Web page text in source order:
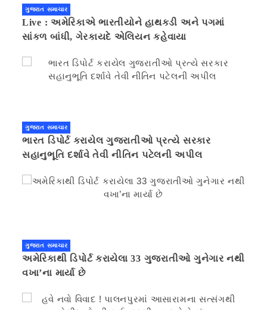
ગુજરાત સમાચાર
Live : અમેરિકાએ ભારતીયોને હાથકડી અને પગમાં
સાંકળ બાંધી, ગેરકાયદે એલિયન કહેવાયા
ગુજરાત સમાચાર
ભારત ડિપોર્ટ કરાયેલ ગુજરાતીઓ પ્રત્યે સરકાર
સહાનુભૂતિ દર્શાવે તેવી નીતિન પટેલની અપીલ
ગુજરાત સમાચાર
અમેરિકાથી ડિપોર્ટ કરાયેલા 33 ગુજરાતીઓ ગુનેગાર નથી
વખા’ના માર્યા છે